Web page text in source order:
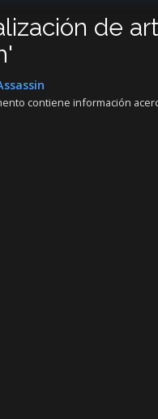
de
contiene información